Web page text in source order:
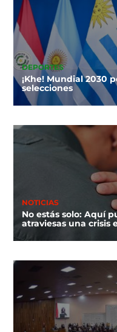
DEPORTES
¡Khe! Mundial 2030
selecciones
NOTICIAS
No estás solo: Aquí
atraviesas una crisis